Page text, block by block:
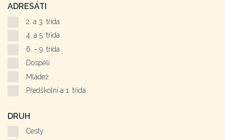
ADRESÁTI
2. a 3. třída
4. a 5. třída
6. - 9. třída
Dospělí
Mládež
Předškolní a 1. třída
DRUH
Cesty